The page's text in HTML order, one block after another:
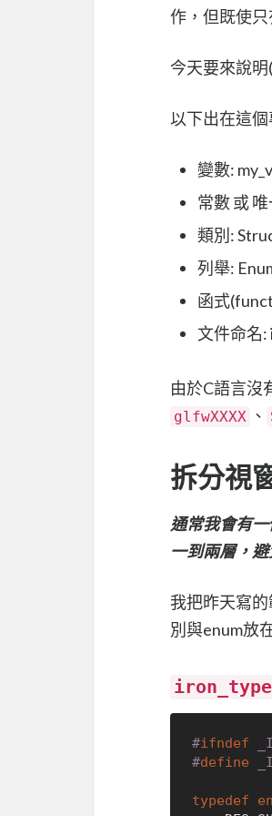
作，但既使
今天要來說
以下出在這
變數:
常數 或
類別:
列舉:
函式
文件命名:
由於C語言沒
glfwXXXX 、
拆分視
通常我會有
一到兩層，
我把昨天寫
別與enum放
#ifndef
#define
typedef